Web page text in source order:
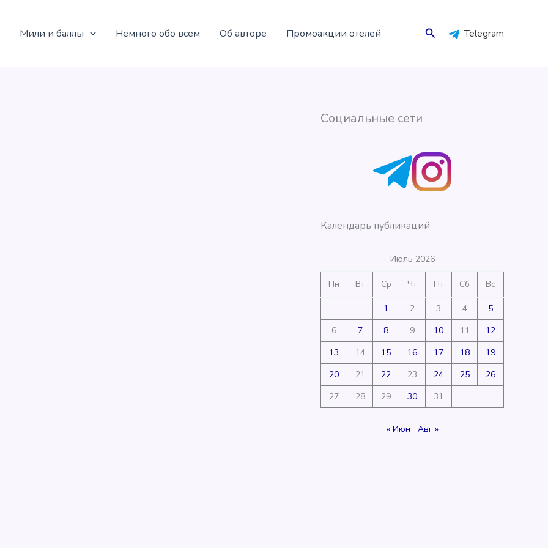
Мили и баллы Немного обо всем Об авторе Промоакции отелей Поиск Telegram
Социальные сети
Календарь публикаций
Июль 2026
Пн Вт Ср Чт Пт Сб Вс
1 2 3 4
5
6
7 8 9 10 11
12
13
14 15 16 17 18
19
20
21 22 23 24 25
26
27
28 29 30 31
« Июн Авг »